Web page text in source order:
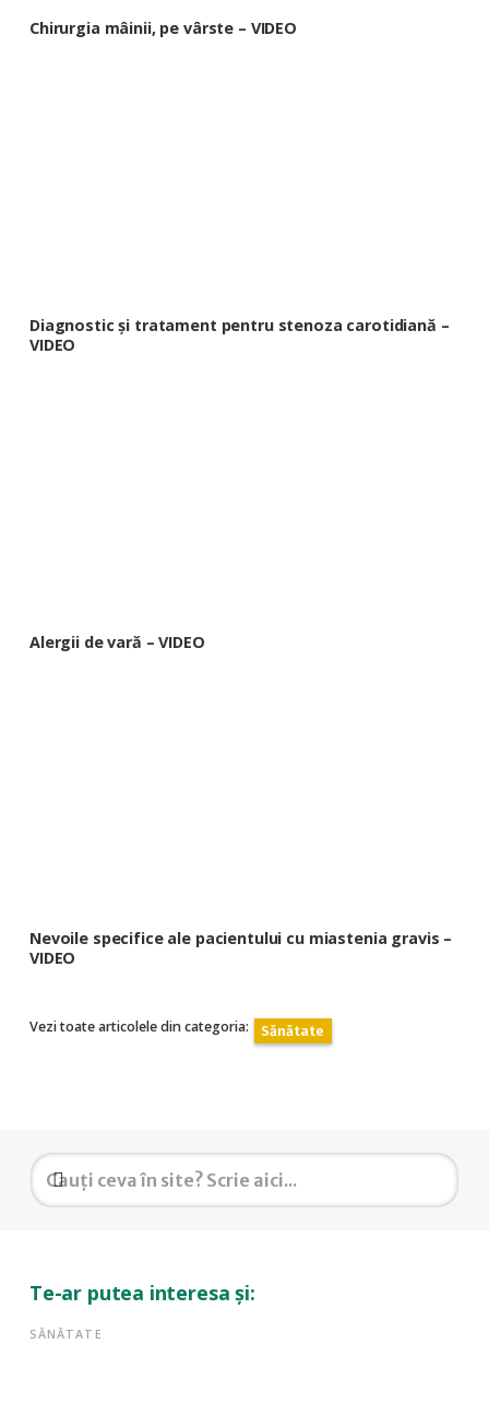
Chirurgia mâinii, pe vârste – VIDEO
Diagnostic și tratament pentru stenoza carotidiană –
VIDEO
Alergii de vară – VIDEO
Nevoile specifice ale pacientului cu miastenia gravis –
VIDEO
Vezi toate articolele din categoria: Sănătate
Te-ar putea interesa și:
SĂNĂTATE